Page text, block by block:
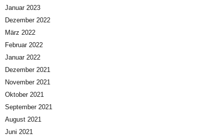
Januar 2023
Dezember 2022
März 2022
Februar 2022
Januar 2022
Dezember 2021
November 2021
Oktober 2021
September 2021
August 2021
Juni 2021